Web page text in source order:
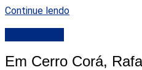
Continue lendo
Em Cerro Corá,